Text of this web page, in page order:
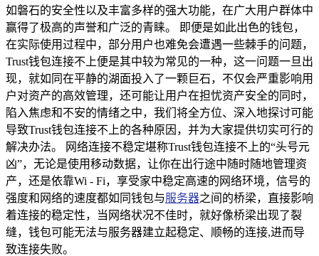
如磐石的安全性以及丰富多样的强大功能，在广大用户群体中
赢得了极高的声誉和广泛的青睐。 即便是如此出色的钱包，
在实际使用过程中，部分用户也难免会遭遇一些棘手的问题，
Trust钱包连接不上便是其中较为常见的一种，这一问题一旦出
现，就如同在平静的湖面投入了一颗巨石，不仅会严重影响用
户对资产的高效管理，还可能让用户在担忧资产安全的同时，
陷入焦虑和不安的情绪之中，我们将全方位、深入地探讨可能
导致Trust钱包连接不上的各种原因，并为大家提供切实可行的
解决办法。 网络连接不稳定堪称Trust钱包连接不上的“头号元
凶”，无论是使用移动数据，让你在出行途中随时随地管理资
产，还是依靠Wi - Fi，享受家中稳定高速的网络环境，信号的
强度和网络的速度都如同钱包与服务器之间的桥梁，直接影响
着连接的稳定性，当网络状况不佳时，就好像桥梁出现了裂
缝，钱包可能无法与服务器建立起稳定、顺畅的连接,进而导
致连接失败。